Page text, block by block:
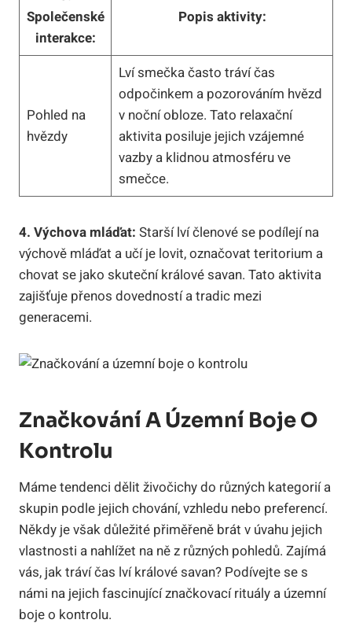
Společenské
interakce:
Popis aktivity:
Pohled na
hvězdy
Lví smečka často tráví čas
odpočinkem a pozorováním hvězd
v noční obloze. Tato relaxační
aktivita posiluje jejich vzájemné
vazby a klidnou atmosféru ve
smečce.
4. Výchova mláďat: Starší lví členové se podílejí na
výchově mláďat a učí je lovit, označovat teritorium a
chovat se jako skuteční králové savan. Tato aktivita
zajišťuje přenos dovedností a tradic mezi
generacemi.
Značkování A Územní Boje O
Kontrolu
Máme tendenci dělit živočichy do různých kategorií a
skupin podle jejich chování, vzhledu nebo preferencí.
Někdy je však důležité přiměřeně brát v úvahu jejich
vlastnosti a nahlížet na ně z různých pohledů. Zajímá
vás, jak tráví čas lví králové savan? Podívejte se s
námi na jejich fascinující značkovací rituály a územní
boje o kontrolu.